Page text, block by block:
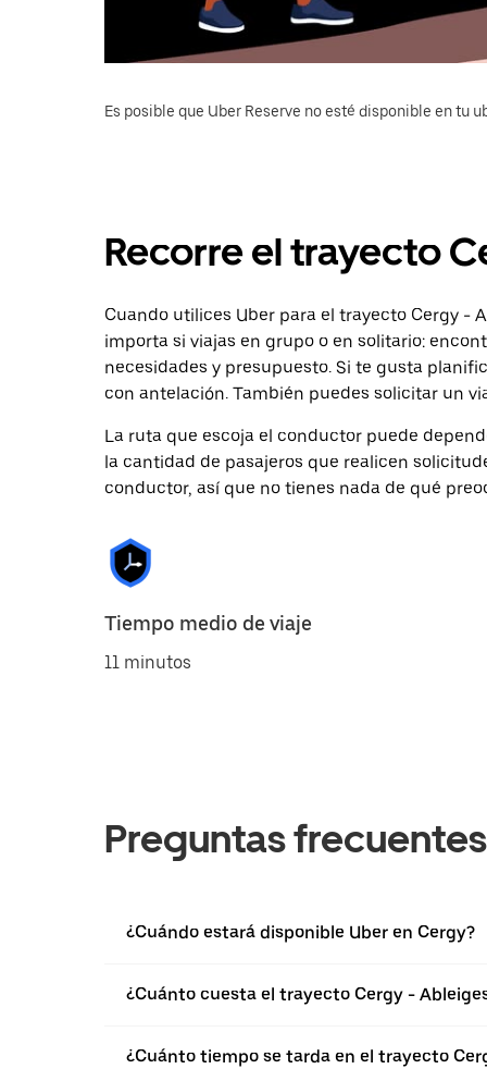
Es posible que Uber Reserve no esté disponible en tu
Recorre el trayecto
Cuando utilices Uber para el trayecto Cergy -
importa si viajas en grupo o en solitario:
necesidades y presupuesto. Si te gusta
con antelación. También puedes solicitar un
La ruta que escoja el conductor puede
la cantidad de pasajeros que realicen
conductor, así que no tienes nada de qué
Tiempo medio de viaje
11 minutos
Preguntas frecuentes
¿Cuándo estará disponible Uber en Cergy?
¿Cuánto cuesta el trayecto Cergy -
¿Cuánto tiempo se tarda en el trayecto